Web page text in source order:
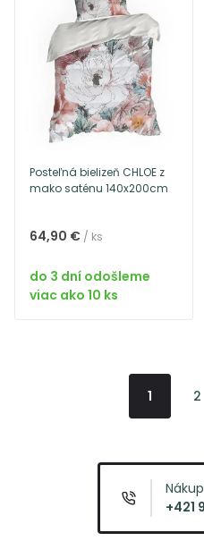
Posteľná bielizeň CHLOE z
mako saténu 140x200cm
64,90 € / ks
do 3 dní odošleme
viac ako 10 ks
1 2
+421